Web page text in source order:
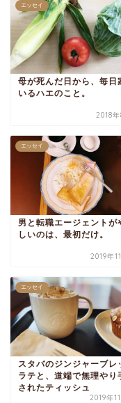
エッセイ
母が死んだ日から、毎日
いるハエのこと。
2018
エッセイ
男と転職エージェントが
しいのは、最初だけ。
2019年
エッセイ
スタバのジンジャーブレ
ラテと、道端で無理やり
されたティッシュ
2019年